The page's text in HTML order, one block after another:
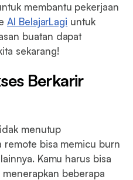
membantu pekerjaan
AI BelajarLagi untuk
buatan dapat
sekarang!
Berkarir
menutup
remote bisa memicu burn
Kamu harus bisa
beberapa